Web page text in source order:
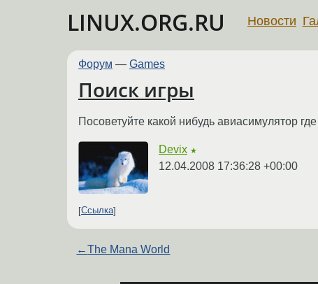
LINUX.ORG.RU Новости
Форум — Games
Поиск игры
Посоветуйте какой нибудь авиасимулятор
Devix ★
12.04.2008 17:36:28 +00:00
Ссылка
←The Mana World